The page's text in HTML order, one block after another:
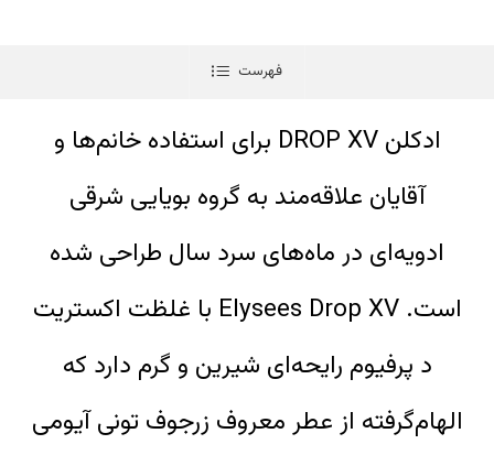
فهرست
ادکلن DROP XV برای استفاده خانم‌ها و
آقایان علاقه‌مند به گروه بویایی شرقی
ادویه‌ای در ماه‌های سرد سال طراحی شده
است. Elysees Drop XV با غلظت اکستریت
د پرفیوم رایحه‌ای شیرین و گرم دارد که
الهام‌گرفته از عطر معروف زرجوف تونی آیومی